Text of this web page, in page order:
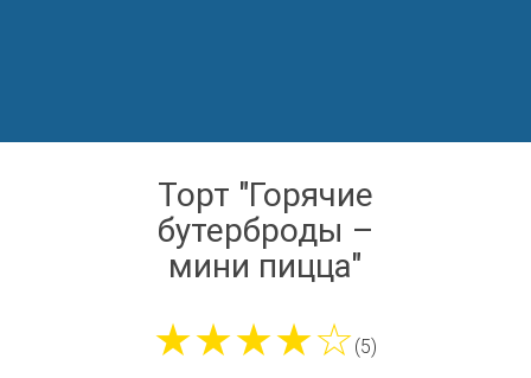
Торт "Горячие
бутерброды –
мини пицца"
★★★★☆(5)